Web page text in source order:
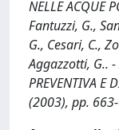
NELLE ACQUE
Fantuzzi, G.,
G., Cesari, C.,
Aggazzotti, G.. -
PREVENTIVA E
(2003), pp.